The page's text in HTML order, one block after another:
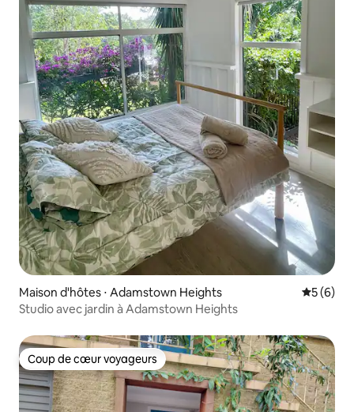
Maison d'hôtes ⋅ Adamstown Heights
5 (6)
Studio avec jardin à Adamstown Heights
Coup de cœur voyageurs
Coup de cœur voyageurs